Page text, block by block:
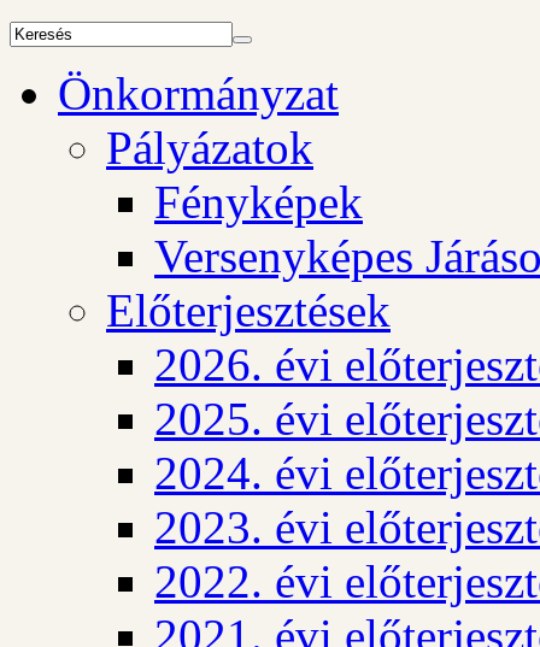
Önkormányzat
Pályázatok
Fényképek
Versenyképes
Előterjesztések
2026. évi
2025. évi
2024. évi
2023. évi
2022. évi
2021. évi